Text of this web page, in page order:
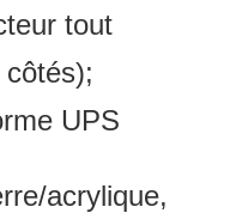
tout
UPS
acrylique,